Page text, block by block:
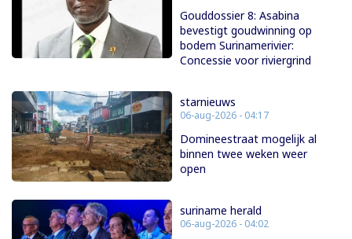
Gouddossier 8: Asabina
bevestigt goudwinning op
bodem Surinamerivier:
Concessie voor riviergrind
starnieuws
06-aug-2026 - 04:17
Domineestraat mogelijk al
binnen twee weken weer
open
suriname herald
06-aug-2026 - 04:02